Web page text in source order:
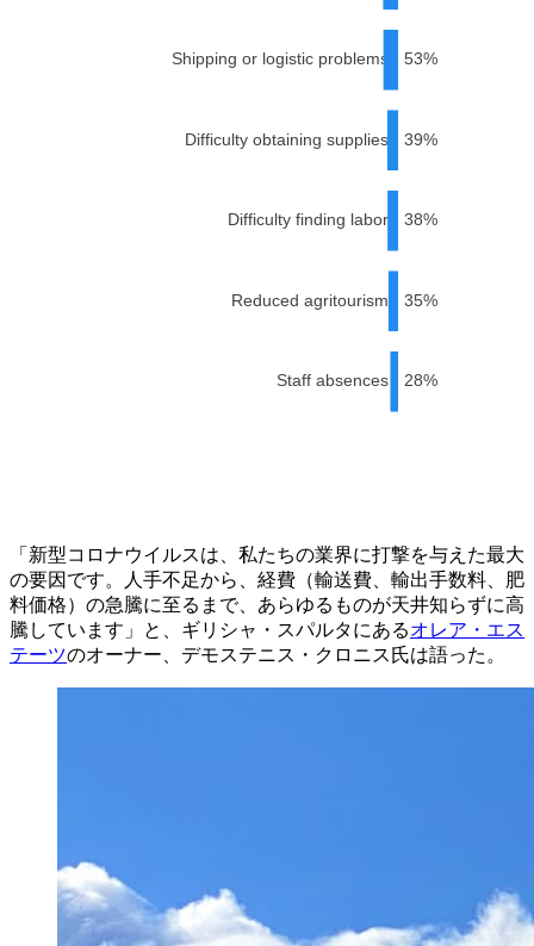
「新型コロナウイルスは、私たちの業界に打撃を与えた最大
の要因です。人手不足から、経費（輸送費、輸出手数料、肥
料価格）の急騰に至るまで、あらゆるものが天井知らずに高
騰しています」と、ギリシャ・スパルタにあるオレア・エス
テーツのオーナー、デモステニス・クロニス氏は語った。